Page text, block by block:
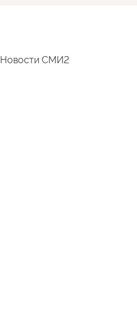
Новости СМИ2